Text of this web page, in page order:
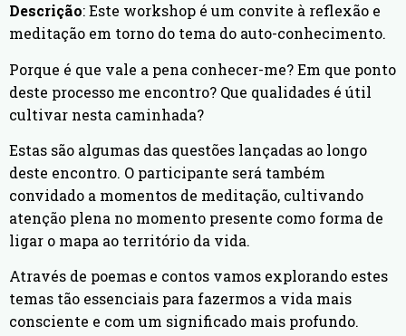
Descrição: Este workshop é um convite à reflexão e
meditação em torno do tema do auto-conhecimento.
Porque é que vale a pena conhecer-me? Em que ponto
deste processo me encontro? Que qualidades é útil
cultivar nesta caminhada?
Estas são algumas das questões lançadas ao longo
deste encontro. O participante será também
convidado a momentos de meditação, cultivando
atenção plena no momento presente como forma de
ligar o mapa ao território da vida.
Através de poemas e contos vamos explorando estes
temas tão essenciais para fazermos a vida mais
consciente e com um significado mais profundo.